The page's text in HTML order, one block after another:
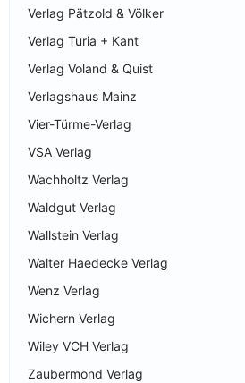
Verlag Pätzold & Völker
Verlag Turia + Kant
Verlag Voland & Quist
Verlagshaus Mainz
Vier-Türme-Verlag
VSA Verlag
Wachholtz Verlag
Waldgut Verlag
Wallstein Verlag
Walter Haedecke Verlag
Wenz Verlag
Wichern Verlag
Wiley VCH Verlag
Zaubermond Verlag